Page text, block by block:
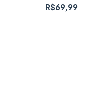
R$69,99